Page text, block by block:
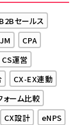
B2Bセールス
CPA
CS運営
CX-EX連動
ォーム比較
CX設計
eNPS